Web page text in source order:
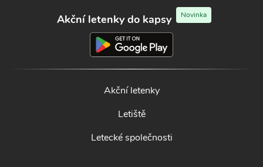
Akční letenky do kapsy Novinka
Akční letenky
Letiště
Letecké společnosti